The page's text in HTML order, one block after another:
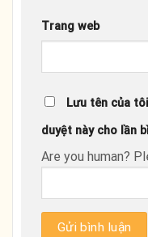
Trang web
Lưu tên của
duyệt này cho lần
Are you human?